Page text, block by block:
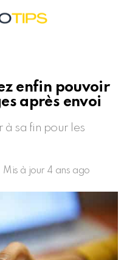
enfin pouvoir
après envoi
à sa fin pour les
Mis à jour 4 ans ago